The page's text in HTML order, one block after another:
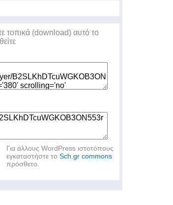
τοπικά (download) αυτό το
Για άλλους WordPress ιστοτόπους
εγκαταστήστε το Sch.gr commons
πρόσθετο.